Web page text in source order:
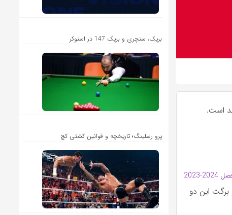
است.
فصل 2024-2023
برگت این دو
بریک، سنچری و بریک 147 در اسنوکر
پرو رسلینگ؛ تاریخچه و قوانین کشتی کچ